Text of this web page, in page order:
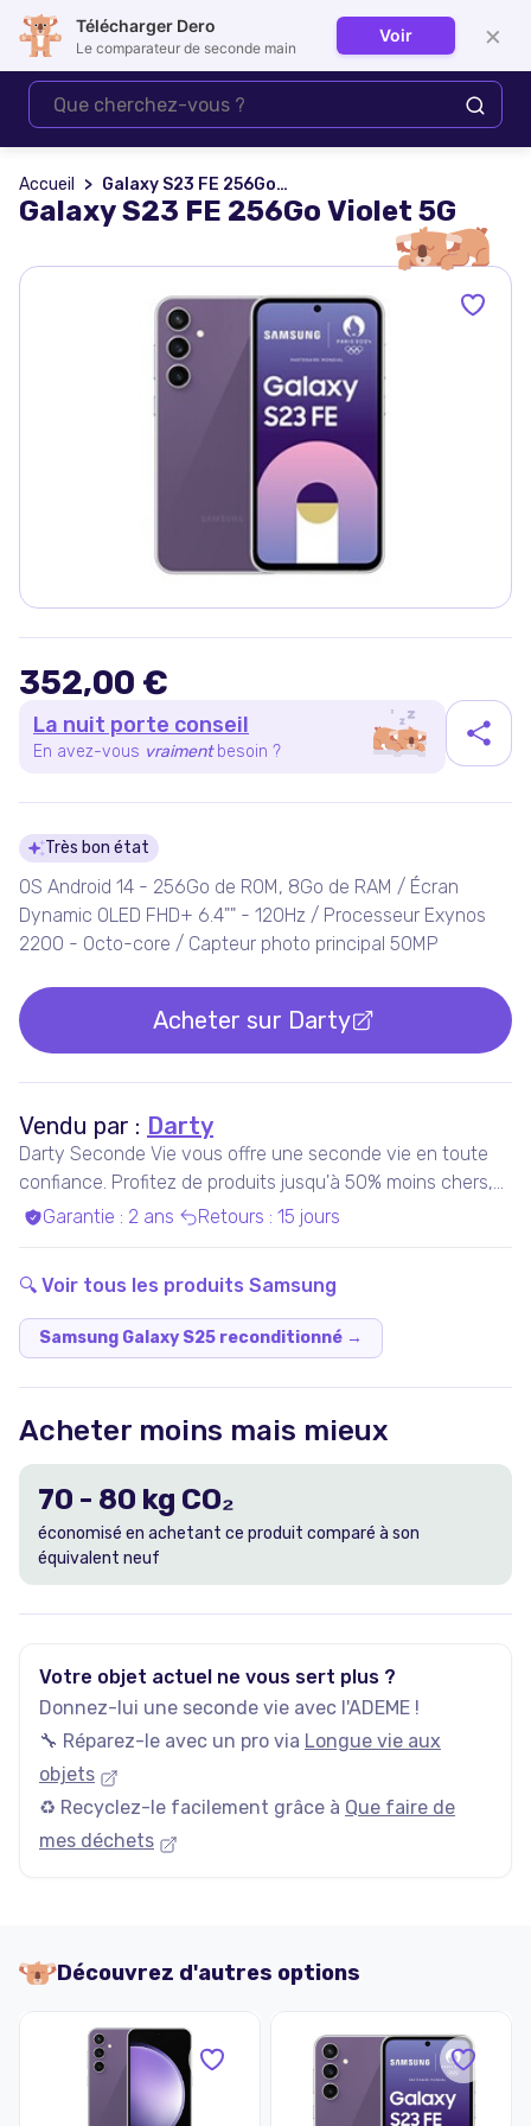
Se connecter
Accueil Galaxy S23 FE 256Go Violet 5G
Galaxy S23 FE 256Go Violet 5G
352,00 €
La nuit porte conseil
En avez-vous vraiment besoin ?
Détails du produit
Très bon état
OS Android 14 - 256Go de ROM, 8Go de RAM / Écran
Dynamic OLED FHD+ 6.4"" - 120Hz / Processeur Exynos
2200 - Octo-core / Capteur photo principal 50MP
Acheter sur Darty
Vendu par : Darty
Darty Seconde Vie vous offre une seconde vie en toute
confiance. Profitez de produits jusqu'à 50% moins chers,
pris en charge par nos experts qualifiés, dans nos ateliers
Garantie : 2 ans Retours : 15 jours
🔍 Voir tous les produits Samsung
Samsung Galaxy S25 reconditionné →
Acheter moins mais mieux
70 - 80 kg CO₂
économisé en achetant ce produit comparé à son
équivalent neuf
Votre objet actuel ne vous sert plus ?
Donnez-lui une seconde vie avec l'ADEME !
🔧 Réparez-le avec un pro via Longue vie aux
objets
♻️ Recyclez-le facilement grâce à Que faire de
mes déchets
Découvrez d'autres options
Télécharger Dero
Le comparateur de seconde main
Voir ×